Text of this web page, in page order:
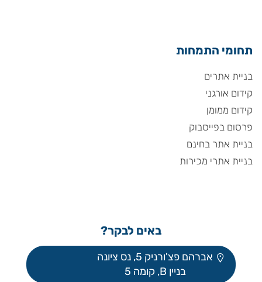
תחומי התמחות
בניית אתרים
קידום אורגני
קידום ממומן
פרסום בפייסבוק
בניית אתר בחינם
בניית אתרי מכירות
באים לבקר?
אברהם פצ'ורניק 5, נס ציונה
בניין B, קומה 5